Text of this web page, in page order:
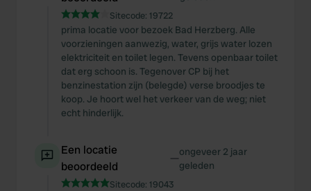
Sitecode: 19722
prima locatie voor bezoek Bad Herzberg. Alle
voorzieningen aanwezig, water, grijs water lozen
elektriciteit en toilet legen. Tevens openbaar toilet
dat erg schoon is. Tegenover CP bij het
benzinestation zijn (belegde) verse broodjes te
koop. Je hoort wel het verkeer van de weg; niet
echt hinderlijk.
Een locatie
beoordeeld
—ongeveer 2 jaar
geleden
Sitecode: 19043